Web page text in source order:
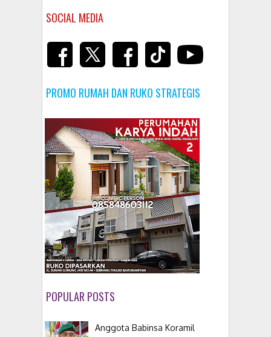
SOCIAL MEDIA
PROMO RUMAH DAN RUKO STRATEGIS
POPULAR POSTS
Anggota Babinsa Koramil